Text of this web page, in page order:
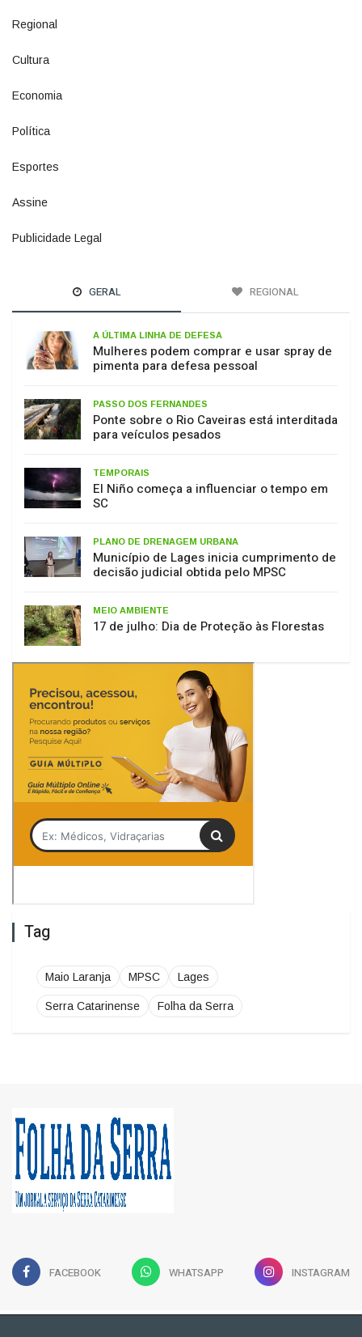
Regional
Cultura
Economia
Política
Esportes
Assine
Publicidade Legal
GERAL REGIONAL
A ÚLTIMA LINHA DE DEFESA
Mulheres podem comprar e usar spray de
pimenta para defesa pessoal
PASSO DOS FERNANDES
Ponte sobre o Rio Caveiras está interditada
para veículos pesados
TEMPORAIS
El Niño começa a influenciar o tempo em
SC
PLANO DE DRENAGEM URBANA
Município de Lages inicia cumprimento de
decisão judicial obtida pelo MPSC
MEIO AMBIENTE
17 de julho: Dia de Proteção às Florestas
Tag
Maio Laranja MPSC Lages
Serra Catarinense Folha da Serra
FACEBOOK WHATSAPP INSTAGRAM